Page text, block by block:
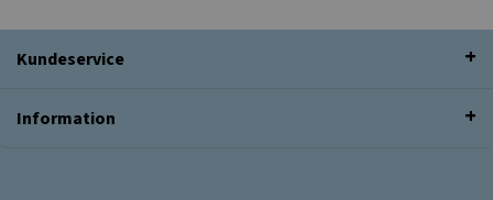
Kundeservice
Information